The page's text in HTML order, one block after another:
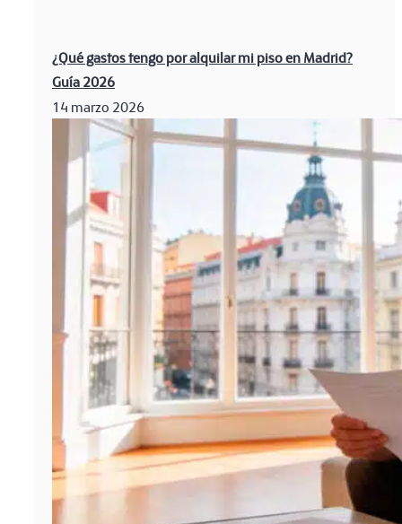
¿Qué gastos tengo por alquilar mi piso en Madrid?
Guía 2026
14 marzo 2026